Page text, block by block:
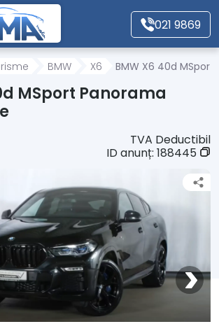
principal
021 9869
BMW X6 BMW X6 40d
MSport Panorama
TVA Deductibil
ID anunț: 188445